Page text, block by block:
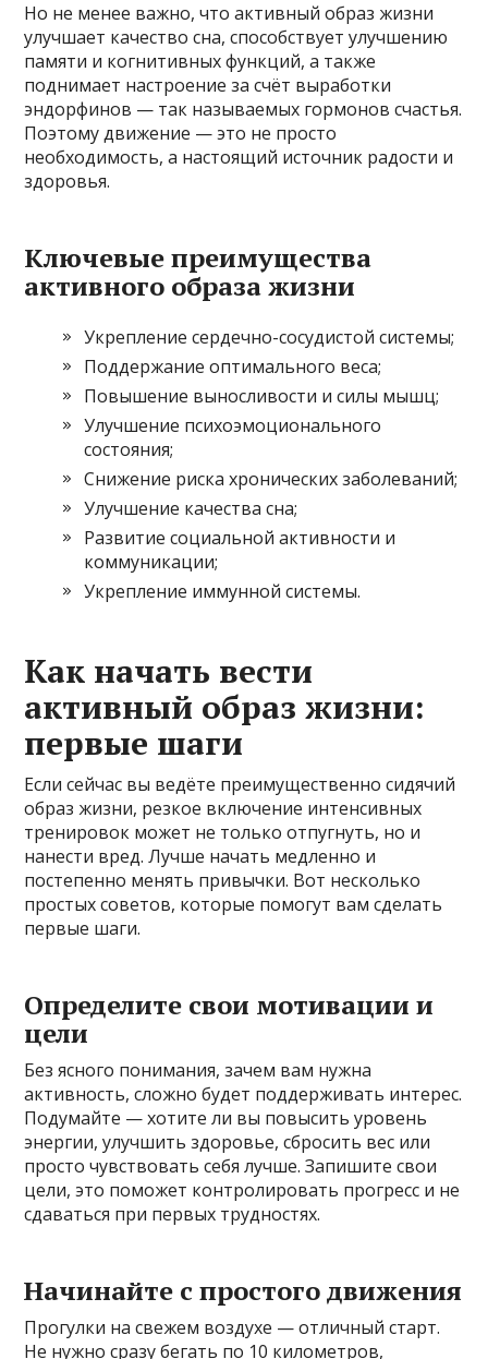
Но не менее важно, что активный образ жизни
улучшает качество сна, способствует улучшению
памяти и когнитивных функций, а также
поднимает настроение за счёт выработки
эндорфинов — так называемых гормонов счастья.
Поэтому движение — это не просто
необходимость, а настоящий источник радости и
здоровья.
Ключевые преимущества
активного образа жизни
Укрепление сердечно-сосудистой системы;
Поддержание оптимального веса;
Повышение выносливости и силы мышц;
Улучшение психоэмоционального
состояния;
Снижение риска хронических заболеваний;
Улучшение качества сна;
Развитие социальной активности и
коммуникации;
Укрепление иммунной системы.
Как начать вести
активный образ жизни:
первые шаги
Если сейчас вы ведёте преимущественно сидячий
образ жизни, резкое включение интенсивных
тренировок может не только отпугнуть, но и
нанести вред. Лучше начать медленно и
постепенно менять привычки. Вот несколько
простых советов, которые помогут вам сделать
первые шаги.
Определите свои мотивации и
цели
Без ясного понимания, зачем вам нужна
активность, сложно будет поддерживать интерес.
Подумайте — хотите ли вы повысить уровень
энергии, улучшить здоровье, сбросить вес или
просто чувствовать себя лучше. Запишите свои
цели, это поможет контролировать прогресс и не
сдаваться при первых трудностях.
Начинайте с простого движения
Прогулки на свежем воздухе — отличный старт.
Не нужно сразу бегать по 10 километров,